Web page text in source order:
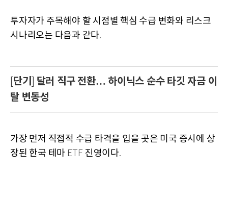
투자자가 주목해야 할 시점별 핵심 수급 변화와 리스크
시나리오는 다음과 같다.
단기
달러 직구 전환… 하이닉스 순수 타깃 자금 이
탈 변동성
가장 먼저 직접적 수급 타격을 입을 곳은 미국 증시에 상
장된 한국 테마 ETF 진영이다.